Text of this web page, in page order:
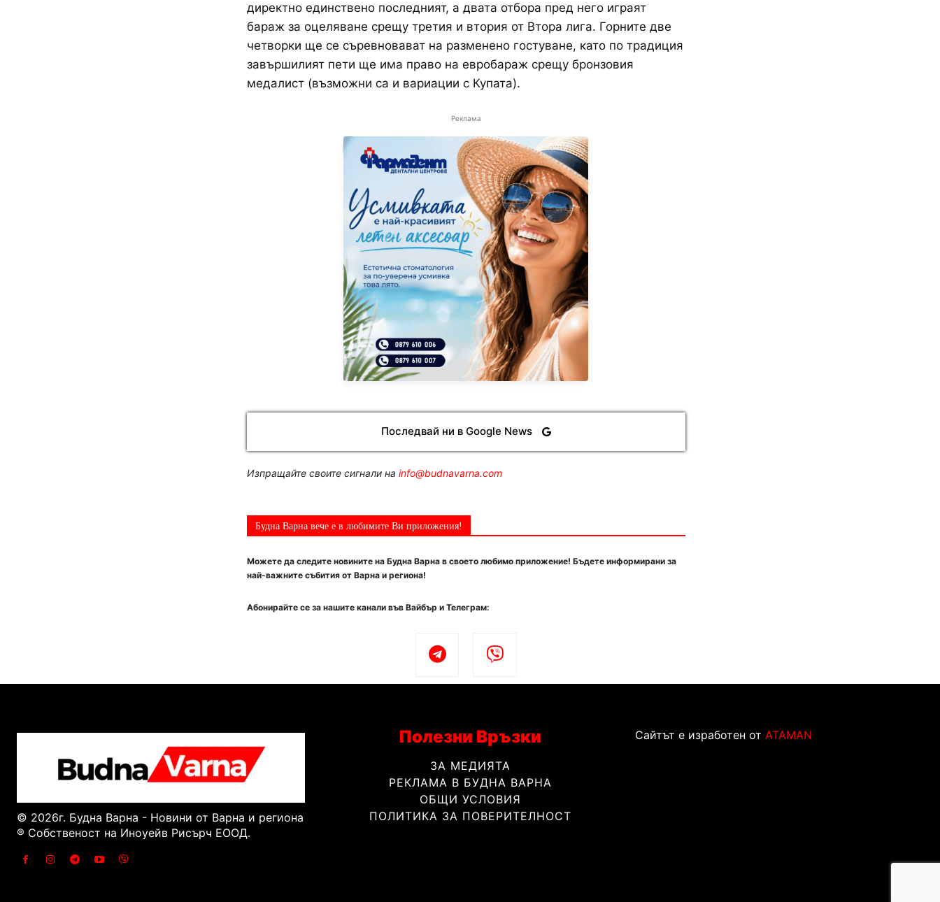
директно единствено последният, а двата отбора пред него играят
бараж за оцеляване срещу третия и втория от Втора лига. Горните две
четворки ще се съревновават на разменено гостуване, като по традиция
завършилият пети ще има право на евробараж срещу бронзовия
медалист (възможни са и вариации с Купата).
Реклама
Последвай ни в Google News
Изпращайте своите сигнали на info@budnavarna.com
Будна Варна вече е в любимите Ви приложения!
Можете да следите новините на Будна Варна в своето любимо приложение! Бъдете информирани за
най-важните събития от Варна и региона!
Абонирайте се за нашите канали във Вайбър и Телеграм:
© 2026г. Будна Варна - Новини от Варна и региона
® Собственост на Иноуейв Рисърч ЕООД.
Полезни Връзки
ЗА МЕДИЯТА
РЕКЛАМА В БУДНА ВАРНА
ОБЩИ УСЛОВИЯ
ПОЛИТИКА ЗА ПОВЕРИТЕЛНОСТ
Сайтът е изработен от ATAMAN